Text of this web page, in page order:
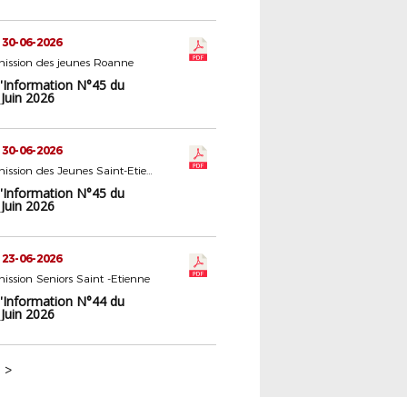
06-2026
des jeunes Roanne
N°45 du
2026
06-2026
16 - Commission des Jeunes Saint-Etienne
N°45 du
2026
06-2026
Seniors Saint -Etienne
N°44 du
2026
>